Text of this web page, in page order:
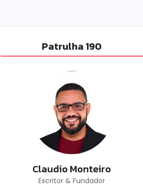
Patrulha 190
Claudio Monteiro
Escritor & Fundador